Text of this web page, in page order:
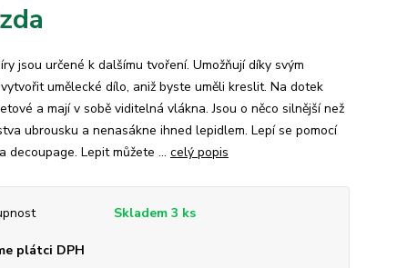
jsou určené k dalšímu tvoření. Umožňují díky svým
umělecké dílo, aniž byste uměli kreslit. Na dotek
a mají v sobě viditelná vlákna. Jsou o něco silnější než
ubrousku a nenasákne ihned lepidlem. Lepí se pomocí
decoupage. Lepit můžete ... celý popis
Skladem 3 ks
plátci DPH